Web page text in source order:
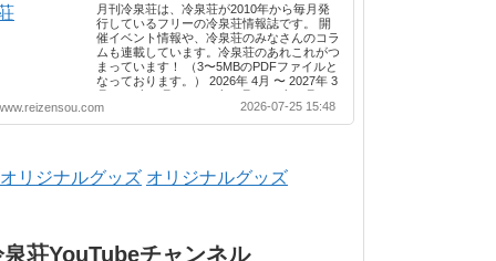
月刊冷泉荘は、冷泉荘が2010年から毎月発
行しているフリーの冷泉荘情報誌です。 開
催イベント情報や、冷泉荘のみなさんのコラ
ムも連載しています。冷泉荘のあれこれがつ
まっています！ （3〜5MBのPDFファイルと
なっております。） 2026年 4月 〜 2027年 3
月 2025年 4月 〜 2026年 3月 2024年 4月 〜
2025年 3月 2023年 4月 〜 2024年 3月 2022
年 4月 〜 2023年 3月 2021年 4月 〜 2022年
年 4月 〜 2018年 3月 2016年 4月 〜 2017年
3月 2015年 4月 〜 2016年 3月 2014年 4月 〜
2026-07-25 15:48
オリジナルグッズ
泉荘YouTubeチャンネル